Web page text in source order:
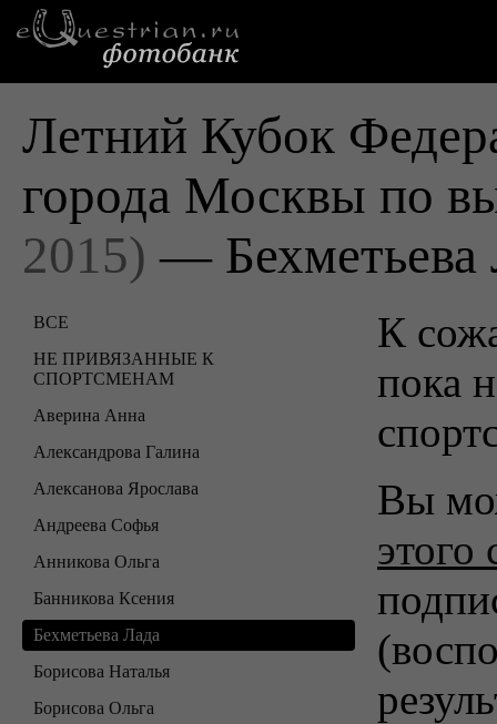
Летний Кубок
города Москвы по
2015) — Бехметьева
ВСЕ
НЕ ПРИВЯЗАННЫЕ К
СПОРТСМЕНАМ
Аверина Анна
Александрова Галина
Алексанова Ярослава
Андреева Софья
Анникова Ольга
Банникова Ксения
Бехметьева Лада
Борисова Наталья
Борисова Ольга
К
пока
Вы
этого